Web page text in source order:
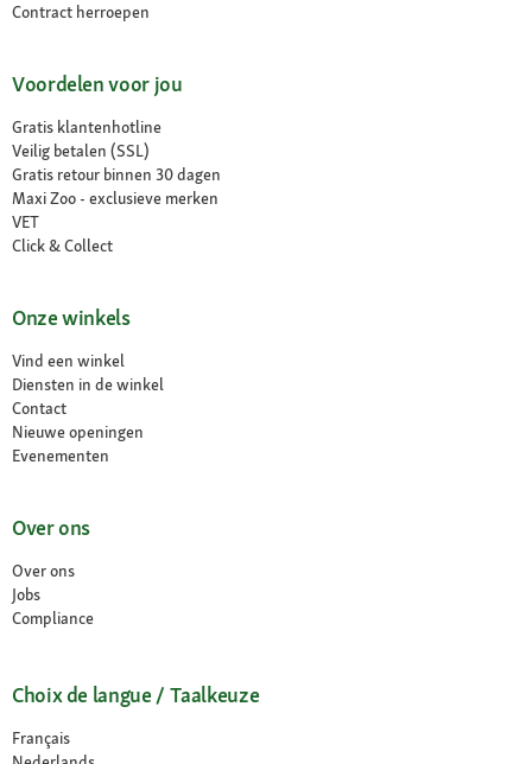
Contract herroepen
Voordelen voor jou
Gratis klantenhotline
Veilig betalen (SSL)
Gratis retour binnen 30 dagen
Maxi Zoo - exclusieve merken
VET
Click & Collect
Onze winkels
Vind een winkel
Diensten in de winkel
Contact
Nieuwe openingen
Evenementen
Over ons
Over ons
Jobs
Compliance
Choix de langue / Taalkeuze
Français